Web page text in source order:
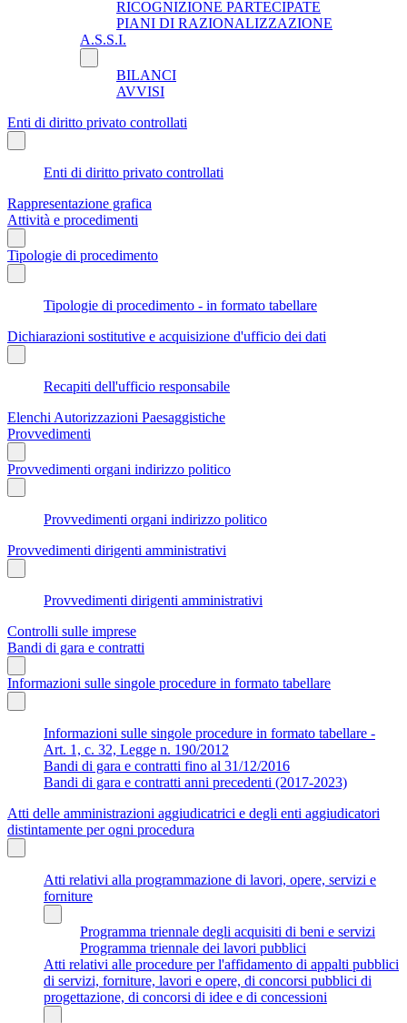
RICOGNIZIONE PARTECIPATE
PIANI DI RAZIONALIZZAZIONE
A.S.S.I.
BILANCI
AVVISI
Enti di diritto privato controllati
Enti di diritto privato controllati
Rappresentazione grafica
Attività e procedimenti
Tipologie di procedimento
Tipologie di procedimento - in formato tabellare
Dichiarazioni sostitutive e acquisizione d'ufficio dei dati
Recapiti dell'ufficio responsabile
Elenchi Autorizzazioni Paesaggistiche
Provvedimenti
Provvedimenti organi indirizzo politico
Provvedimenti organi indirizzo politico
Provvedimenti dirigenti amministrativi
Provvedimenti dirigenti amministrativi
Controlli sulle imprese
Bandi di gara e contratti
Informazioni sulle singole procedure in formato tabellare
Informazioni sulle singole procedure in formato tabellare -
Art. 1, c. 32, Legge n. 190/2012
Bandi di gara e contratti fino al 31/12/2016
Bandi di gara e contratti anni precedenti (2017-2023)
Atti delle amministrazioni aggiudicatrici e degli enti aggiudicatori
distintamente per ogni procedura
Atti relativi alla programmazione di lavori, opere, servizi e
forniture
Programma triennale degli acquisiti di beni e servizi
Programma triennale dei lavori pubblici
Atti relativi alle procedure per l'affidamento di appalti pubblici
di servizi, forniture, lavori e opere, di concorsi pubblici di
progettazione, di concorsi di idee e di concessioni